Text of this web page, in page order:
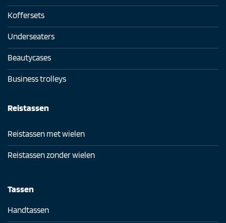
Koffersets
Underseaters
Beautycases
Business trolleys
Reistassen
Reistassen met wielen
Reistassen zonder wielen
Tassen
Handtassen